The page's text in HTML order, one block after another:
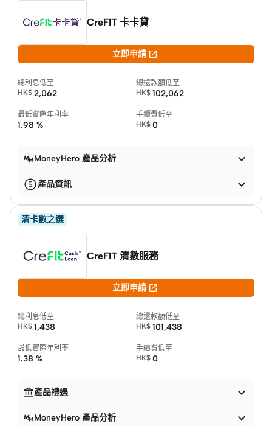
CreFIT 卡卡貸
立即申請 
總利息低至
HK$ 2,062
總還款額低至
HK$ 102,062
最低實際年利率
1.98 %
手續費低至
HK$ 0
MoneyHero 產品分析 
產品資訊 
清卡數之選
CreFIT 清數服務
立即申請 
總利息低至
HK$ 1,438
總還款額低至
HK$ 101,438
最低實際年利率
1.38 %
手續費低至
HK$ 0
產品禮遇 
MoneyHero 產品分析 